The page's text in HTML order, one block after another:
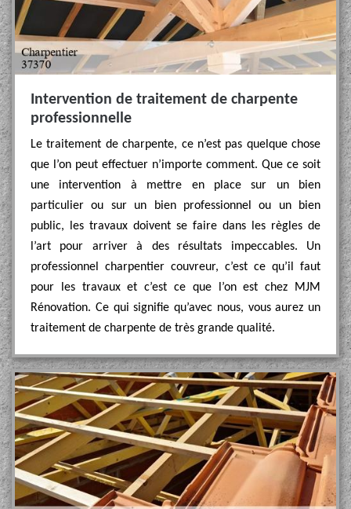
Intervention de traitement de charpente
professionnelle
Le traitement de charpente, ce n’est pas quelque chose
que l’on peut effectuer n’importe comment. Que ce soit
une intervention à mettre en place sur un bien
particulier ou sur un bien professionnel ou un bien
public, les travaux doivent se faire dans les règles de
l’art pour arriver à des résultats impeccables. Un
professionnel charpentier couvreur, c’est ce qu’il faut
pour les travaux et c’est ce que l’on est chez MJM
Rénovation. Ce qui signifie qu’avec nous, vous aurez un
traitement de charpente de très grande qualité.